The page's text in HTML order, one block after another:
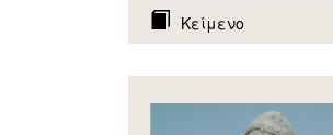
Κείμενο